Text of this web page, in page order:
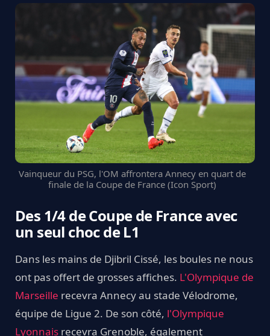
Vainqueur du PSG, l'OM affrontera Annecy en quart de
finale de la Coupe de France (Icon Sport)
Des 1/4 de Coupe de France avec
un seul choc de L1
Dans les mains de Djibril Cissé, les boules ne nous
ont pas offert de grosses affiches. L'Olympique de
Marseille recevra Annecy au stade Vélodrome,
équipe de Ligue 2. De son côté, l'Olympique
Lyonnais recevra Grenoble, également